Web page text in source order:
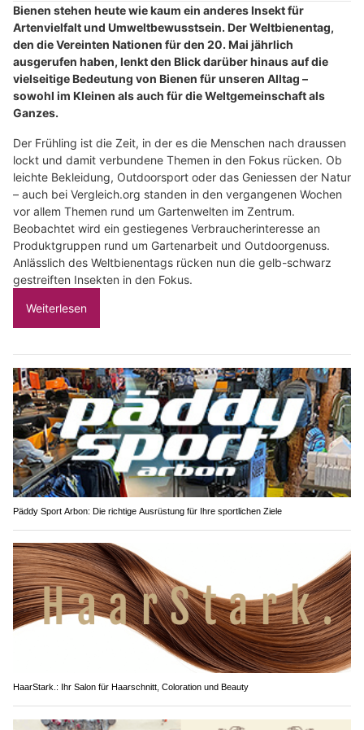
Bienen stehen heute wie kaum ein anderes Insekt für
Artenvielfalt und Umweltbewusstsein. Der Weltbienentag,
den die Vereinten Nationen für den 20. Mai jährlich
ausgerufen haben, lenkt den Blick darüber hinaus auf die
vielseitige Bedeutung von Bienen für unseren Alltag –
sowohl im Kleinen als auch für die Weltgemeinschaft als
Ganzes.
Der Frühling ist die Zeit, in der es die Menschen nach draussen
lockt und damit verbundene Themen in den Fokus rücken. Ob
leichte Bekleidung, Outdoorsport oder das Geniessen der Natur
– auch bei Vergleich.org standen in den vergangenen Wochen
vor allem Themen rund um Gartenwelten im Zentrum.
Beobachtet wird ein gestiegenes Verbraucherinteresse an
Produktgruppen rund um Gartenarbeit und Outdoorgenuss.
Anlässlich des Weltbienentags rücken nun die gelb-schwarz
gestreiften Insekten in den Fokus.
Weiterlesen
Päddy Sport Arbon: Die richtige Ausrüstung für Ihre sportlichen Ziele
HaarStark.: Ihr Salon für Haarschnitt, Coloration und Beauty